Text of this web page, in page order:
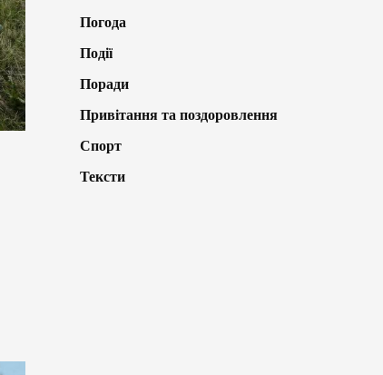
Погода
Події
Поради
Привітання та поздоровлення
Спорт
Тексти